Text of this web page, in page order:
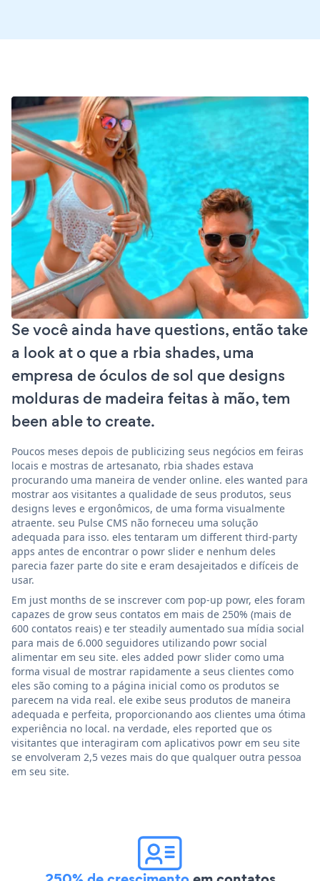
Se você ainda have questions, então take
a look at o que a rbia shades, uma
empresa de óculos de sol que designs
molduras de madeira feitas à mão, tem
been able to create.
Poucos meses depois de publicizing seus negócios em feiras
locais e mostras de artesanato, rbia shades estava
procurando uma maneira de vender online. eles wanted para
mostrar aos visitantes a qualidade de seus produtos, seus
designs leves e ergonômicos, de uma forma visualmente
atraente. seu Pulse CMS não forneceu uma solução
adequada para isso. eles tentaram um different third-party
apps antes de encontrar o powr slider e nenhum deles
parecia fazer parte do site e eram desajeitados e difíceis de
usar.
Em just months de se inscrever com pop-up powr, eles foram
capazes de grow seus contatos em mais de 250% (mais de
600 contatos reais) e ter steadily aumentado sua mídia social
para mais de 6.000 seguidores utilizando powr social
alimentar em seu site. eles added powr slider como uma
forma visual de mostrar rapidamente a seus clientes como
eles são coming to a página inicial como os produtos se
parecem na vida real. ele exibe seus produtos de maneira
adequada e perfeita, proporcionando aos clientes uma ótima
experiência no local. na verdade, eles reported que os
visitantes que interagiram com aplicativos powr em seu site
se envolveram 2,5 vezes mais do que qualquer outra pessoa
em seu site.